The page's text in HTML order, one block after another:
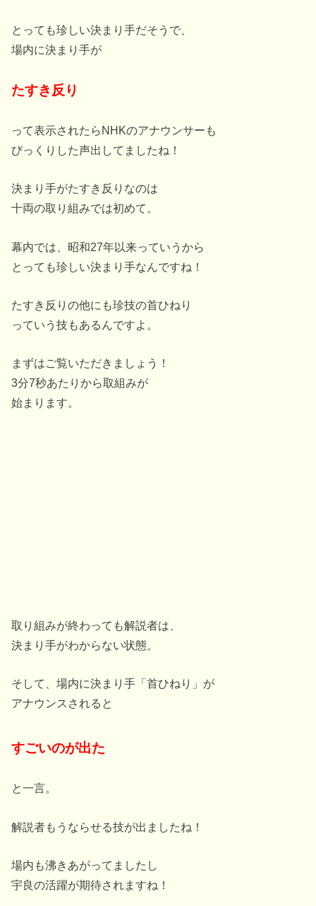
とっても珍しい決まり手だそうで、
場内に決まり手が
たすき反り
って表示されたらNHKのアナウンサーも
びっくりした声出してましたね！
決まり手がたすき反りなのは
十両の取り組みでは初めて。
幕内では、昭和27年以来っていうから
とっても珍しい決まり手なんですね！
たすき反りの他にも珍技の首ひねり
っていう技もあるんですよ。
まずはご覧いただきましょう！
3分7秒あたりから取組みが
始まります。
取り組みが終わっても解説者は、
決まり手がわからない状態。
そして、場内に決まり手「首ひねり」が
アナウンスされると
すごいのが出た
と一言。
解説者もうならせる技が出ましたね！
場内も沸きあがってましたし
宇良の活躍が期待されますね！